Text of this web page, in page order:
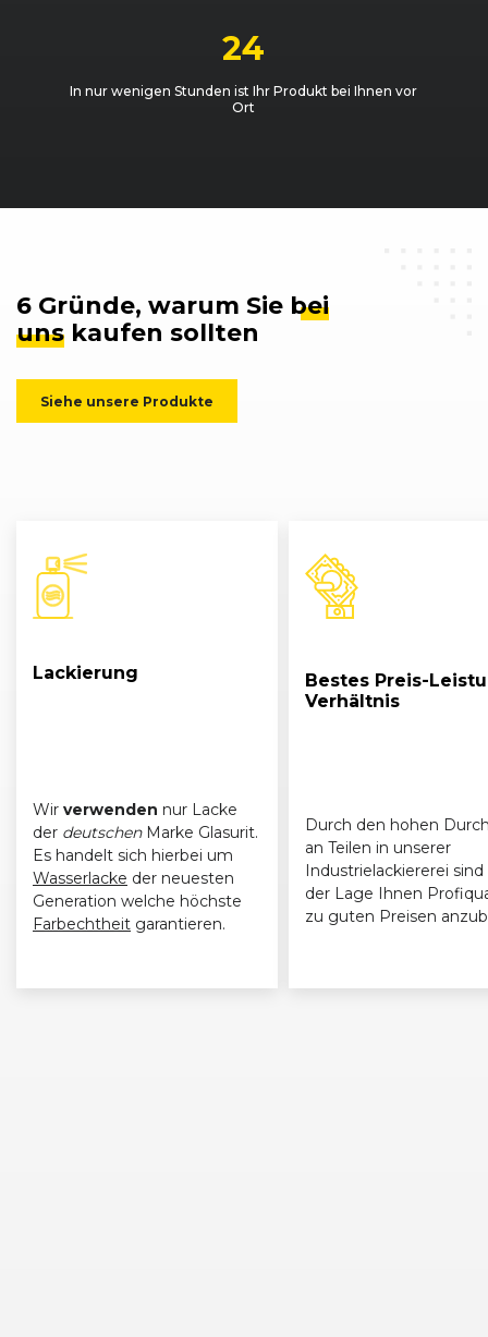
24
In nur wenigen Stunden ist Ihr Produkt bei Ihnen vor
Ort
6 Gründe, warum Sie bei
uns kaufen sollten
Siehe unsere Produkte
Lackierung
Wir verwenden nur Lacke
der deutschenMarke Glasurit.
Es handelt sich hierbei um
Wasserlacke der neuesten
Generation welche höchste
Farbechtheit garantieren.
Bestes Preis-
Verhältnis
Durch den hohen
an Teilen in unserer
Industrielackiererei sind
der Lage Ihnen
zu guten Preisen